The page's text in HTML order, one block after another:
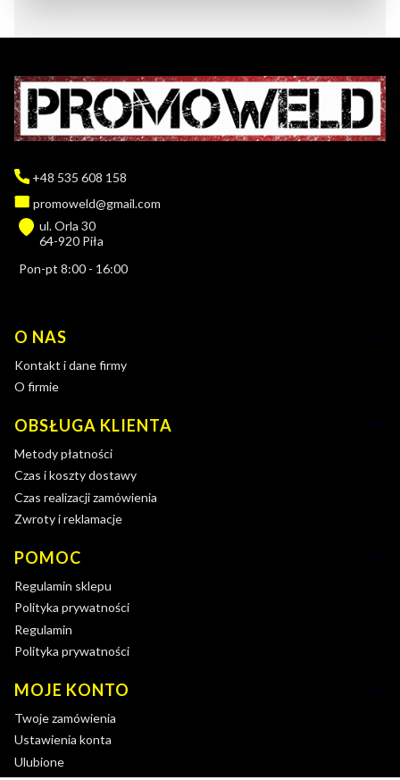
+48 535 608 158
promoweld@gmail.com
ul. Orla 30
64-920 Piła
Pon-pt 8:00 - 16:00
Linki w stopce
O NAS
Kontakt i dane firmy
O firmie
OBSŁUGA KLIENTA
Metody płatności
Czas i koszty dostawy
Czas realizacji zamówienia
Zwroty i reklamacje
POMOC
Regulamin sklepu
Polityka prywatności
Regulamin
Polityka prywatności
MOJE KONTO
Twoje zamówienia
Ustawienia konta
Ulubione